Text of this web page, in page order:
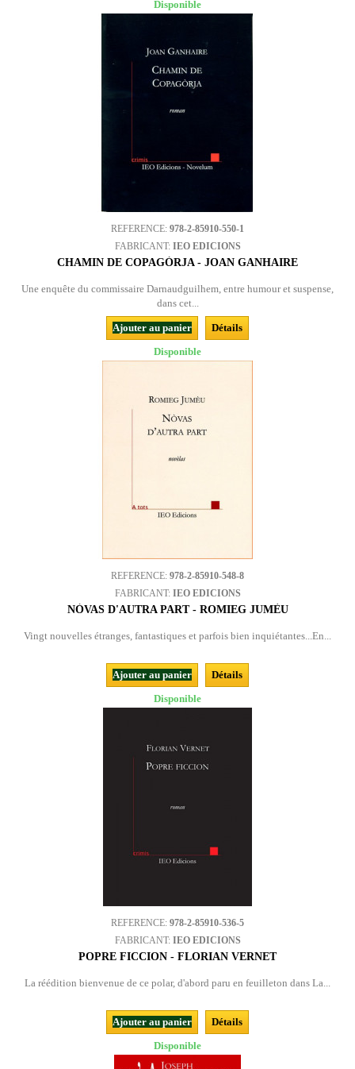
Disponible
REFERENCE: 978-2-85910-550-1
FABRICANT: IEO EDICIONS
CHAMIN DE COPAGÒRJA - JOAN GANHAIRE
Une enquête du commissaire Darnaudguilhem, entre humour et suspense,
dans cet...
Ajouter au panier
Détails
Disponible
REFERENCE: 978-2-85910-548-8
FABRICANT: IEO EDICIONS
NÒVAS D'AUTRA PART - ROMIEG JUMÈU
Vingt nouvelles étranges, fantastiques et parfois bien inquiétantes...En...
Ajouter au panier
Détails
Disponible
REFERENCE: 978-2-85910-536-5
FABRICANT: IEO EDICIONS
POPRE FICCION - FLORIAN VERNET
La réédition bienvenue de ce polar, d'abord paru en feuilleton dans La...
Ajouter au panier
Détails
Disponible